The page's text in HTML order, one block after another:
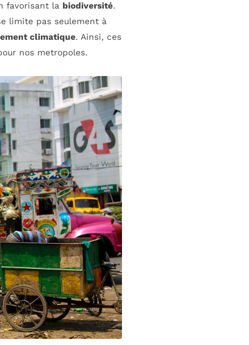
favorisant la biodiversité.
limite pas seulement à
climatique. Ainsi, ces
nos metropoles.